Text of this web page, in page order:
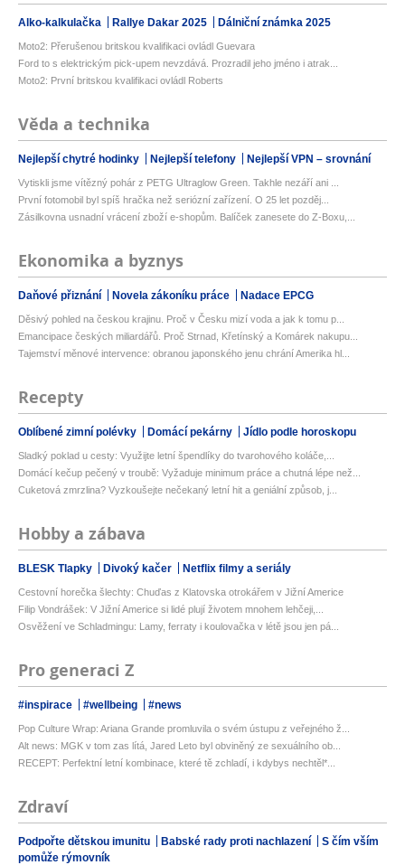
Alko-kalkulačka Rallye Dakar 2025 Dálniční známka 2025
Moto2: Přerušenou britskou kvalifikaci ovládl Guevara
Ford to s elektrickým pick-upem nevzdává. Prozradil jeho jméno i atrak...
Moto2: První britskou kvalifikaci ovládl Roberts
Věda a technika
Nejlepší chytré hodinky Nejlepší telefony Nejlepší VPN – srovnání
Vytiskli jsme vítězný pohár z PETG Ultraglow Green. Takhle nezáří ani ...
První fotomobil byl spíš hračka než seriózní zařízení. O 25 let pozděj...
Zásilkovna usnadní vrácení zboží e-shopům. Balíček zanesete do Z-Boxu,...
Ekonomika a byznys
Daňové přiznání Novela zákoníku práce Nadace EPCG
Děsivý pohled na českou krajinu. Proč v Česku mizí voda a jak k tomu p...
Emancipace českých miliardářů. Proč Strnad, Křetínský a Komárek nakupu...
Tajemství měnové intervence: obranou japonského jenu chrání Amerika hl...
Recepty
Oblíbené zimní polévky Domácí pekárny Jídlo podle horoskopu
Sladký poklad u cesty: Využijte letní špendlíky do tvarohového koláče,...
Domácí kečup pečený v troubě: Vyžaduje minimum práce a chutná lépe než...
Cuketová zmrzlina? Vyzkoušejte nečekaný letní hit a geniální způsob, j...
Hobby a zábava
BLESK Tlapky Divoký kačer Netflix filmy a seriály
Cestovní horečka šlechty: Chuďas z Klatovska otrokářem v Jižní Americe
Filip Vondrášek: V Jižní Americe si lidé plují životem mnohem lehčeji,...
Osvěžení ve Schladmingu: Lamy, ferraty i koulovačka v létě jsou jen pá...
Pro generaci Z
#inspirace #wellbeing #news
Pop Culture Wrap: Ariana Grande promluvila o svém ústupu z veřejného ž...
Alt news: MGK v tom zas lítá, Jared Leto byl obviněný ze sexuálního ob...
RECEPT: Perfektní letní kombinace, které tě zchladí, i kdybys nechtěl*...
Zdraví
Podpořte dětskou imunitu Babské rady proti nachlazení
S čím vším
pomůže rýmovník